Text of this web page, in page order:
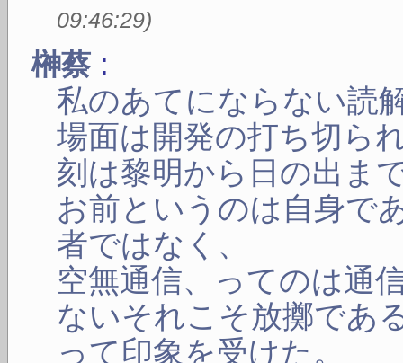
09:46:29)
榊蔡 :
私のあてにならない読
場面は開発の打ち切ら
刻は黎明から日の出ま
お前というのは自身で
者ではなく、
空無通信、ってのは通
ないそれこそ放擲であ
って印象を受けた。